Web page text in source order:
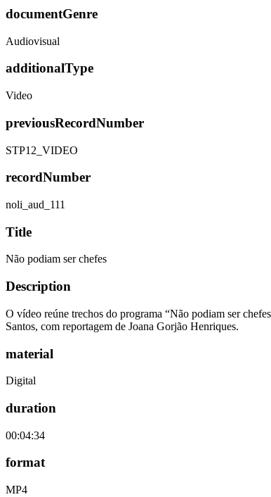
documentGenre
Audiovisual
additionalType
Video
previousRecordNumber
STP12_VIDEO
recordNumber
noli_aud_111
Title
Não podiam ser chefes
Description
O vídeo reúne trechos do programa “Não podiam ser
Santos, com reportagem de Joana Gorjão Henriques.
material
Digital
duration
00:04:34
format
MP4